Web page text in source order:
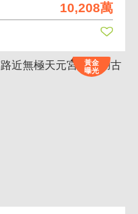
10,208萬
黃金
曝光